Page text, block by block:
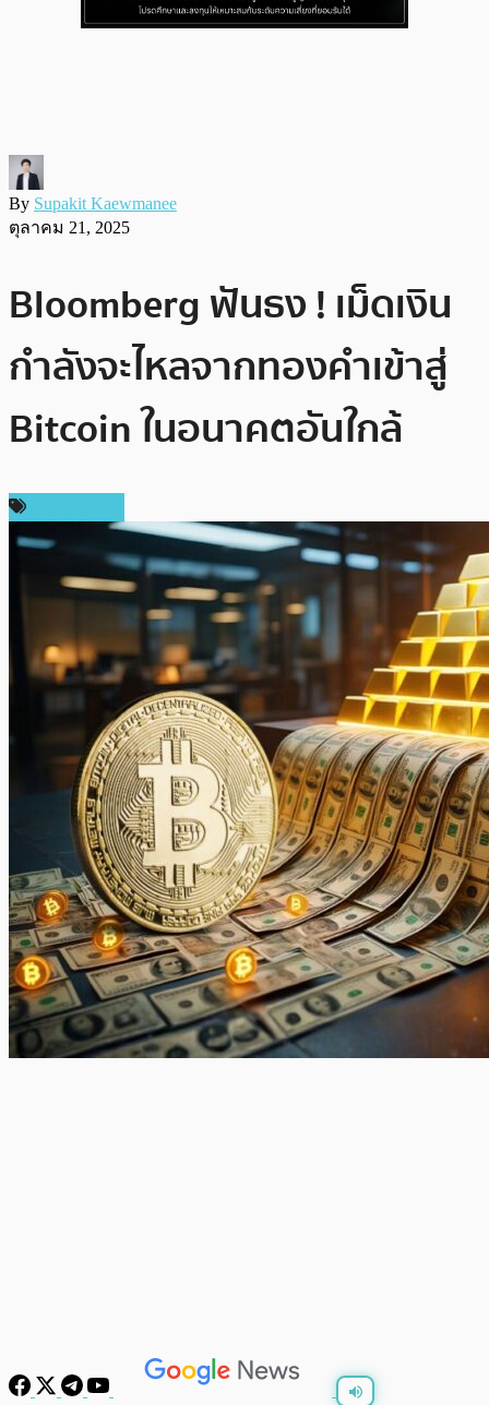
By Supakit Kaewmanee
ตุลาคม 21, 2025
Bloomberg ฟันธง ! เม็ดเงิน
กำลังจะไหลจากทองคำเข้าสู่
Bitcoin ในอนาคตอันใกล้